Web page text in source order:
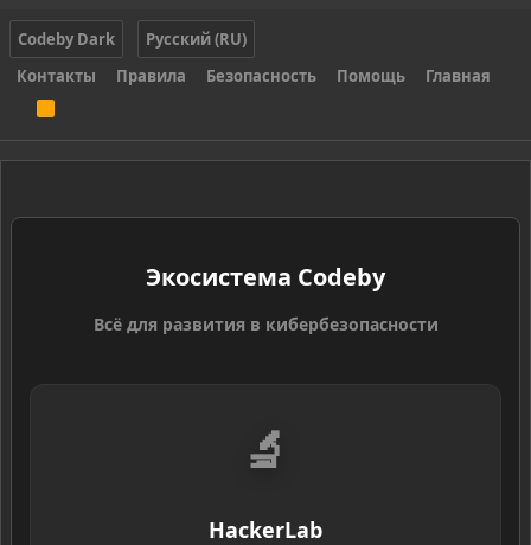
Codeby Dark
Русский (RU)
Контакты
Правила Безопасность Помощь Главная
S
Экосистема Codeby
Всё для развития в кибербезопасности
🔬
HackerLab